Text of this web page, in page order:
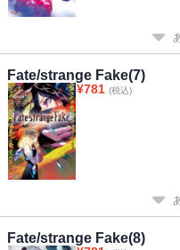
Fate/strange Fake(7)
¥781 (税込)
Fate/strange Fake(8)